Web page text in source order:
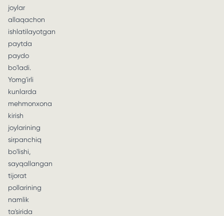
joylar
allaqachon
ishlatilayotgan
paytda
paydo
bo'ladi.
Yomg'irli
kunlarda
mehmonxona
kirish
joylarining
sirpanchiq
bo'lishi,
sayqallangan
tijorat
pollarining
namlik
ta'sirida